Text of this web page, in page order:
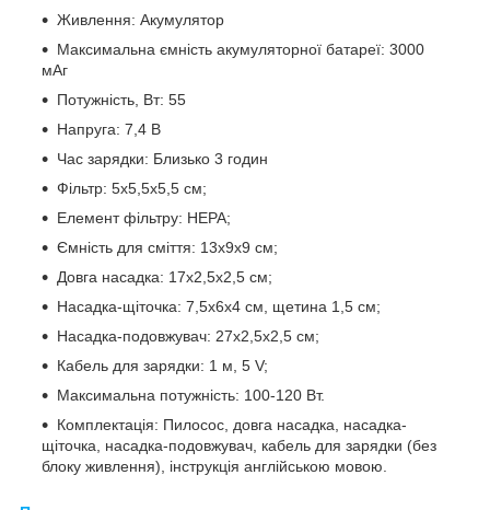
Живлення: Акумулятор
Максимальна ємність акумуляторної батареї: 3000
мАг
Потужність, Вт: 55
Напруга: 7,4 В
Час зарядки: Близько 3 годин
Фільтр: 5х5,5х5,5 см;
Елемент фільтру: HEPA;
Ємність для сміття: 13х9х9 см;
Довга насадка: 17х2,5х2,5 см;
Насадка-щіточка: 7,5х6х4 см, щетина 1,5 см;
Насадка-подовжувач: 27х2,5х2,5 см;
Кабель для зарядки: 1 м, 5 V;
Максимальна потужність: 100-120 Вт.
Комплектація: Пилосос, довга насадка, насадка-
щіточка, насадка-подовжувач, кабель для зарядки (без
блоку живлення), інструкція англійською мовою.